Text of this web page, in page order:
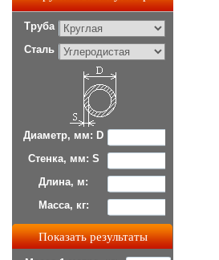
Труба
Сталь
Диаметр, мм: D
Стенка, мм: S
Длина, м:
Масса, кг: